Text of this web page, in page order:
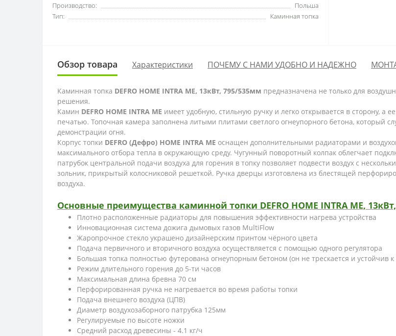
Производство:
Польша
Тип:
Каминная топка
Обзор товара Характеристики ПОЧЕМУ С НАМИ УДОБНО И НАДЕЖНО
Каминная топка DEFRO HOME INTRA ME, 13кВт, 795/535мм предназначена не только для
решения.
Камин DEFRO HOME INTRA ME имеет удобную, стильную ручку и легко открывается в сторону, а
печатью. Топочная камера заполнена литыми плитами светлого огнеупорного бетона, который
демонстрации огня.
Корпус топки DEFRO (Дефро) HOME INTRA ME оснащен дополнительными радиаторами и
максимального отбора тепла в окружающую среду. Чугунный поворотный колпак облегчает
патрубок центральной подачи воздуха для горения в топку позволяет подвести воздух с
зольник, прикрытый колосниковой решеткой. Ручка дверцы изготовлена из блестящей
воздуха.
Основные преимущества каминной топки DEFRO HOME INTRA ME,
Плотно расположенные радиаторы для повышения эффективности нагрева устройства
Инновационная система дожига дымовых газов MultiFlow
Жаропрочное стекло украшено дизайнерским принтом чёрного цвета
Подача первичного и вторичного воздуха осуществляется с помощью одного регулятора
Большая топка полностью футерована огнеупорным бетоном (он не трескается и устойчив
Режим длительного горения до 5-ти часов
Максимальная длина бревна 70 см
Перфорированная ручка не нагревается во время работы топки
Подача внешнего воздуха (ЦПВ)
Диаметр воздухозаборного патрубка 125мм
Регулируемые по высоте ножки
Средний расход древесины - 4.1 кг/ч